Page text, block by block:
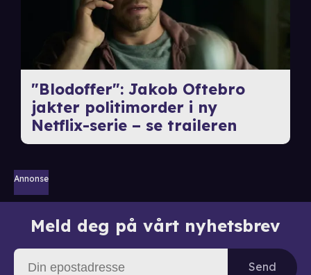
"Blodoffer": Jakob Oftebro
jakter politimorder i ny
Netflix-serie – se traileren
Annonse
Meld deg på vårt nyhetsbrev
Send